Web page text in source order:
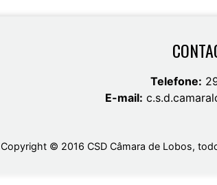
Telefone:
E-mail:
Copyright © 2016 CSD Câmara de Lobos,